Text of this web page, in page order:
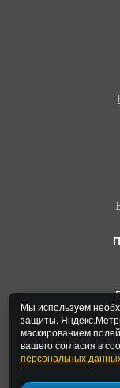
Мы используем
защиты.
маскированием
вашего согласия в
персональных
© 2007 — 2018,